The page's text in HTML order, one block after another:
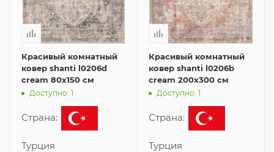
Красивый комнатный
ковер shanti l0206d
cream 80x150 см
Доступно: 1
Страна:
Турция
Красивый комнатный
ковер shanti l0206b
cream 200x300 см
Доступно: 1
Страна:
Турция